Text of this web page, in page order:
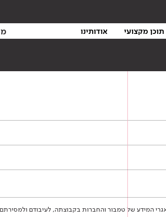
תוכן מקצועי אודותינו
המידע של טמבור והחברות בקבוצתה, לעיבודם